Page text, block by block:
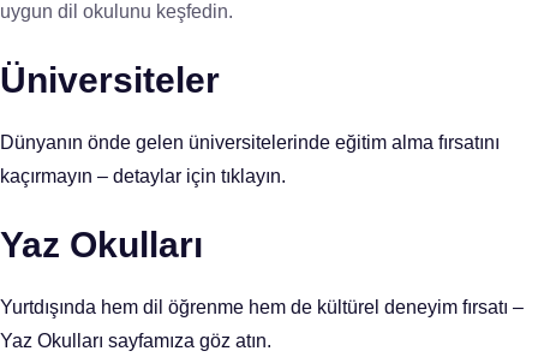
uygun dil okulunu keşfedin.
Üniversiteler
Dünyanın önde gelen üniversitelerinde eğitim alma fırsatını
kaçırmayın – detaylar için tıklayın.
Yaz Okulları
Yurtdışında hem dil öğrenme hem de kültürel deneyim fırsatı –
Yaz Okulları sayfamıza göz atın.